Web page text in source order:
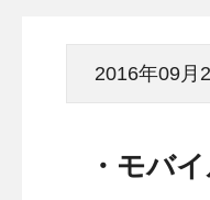
2016年09月
・モバ